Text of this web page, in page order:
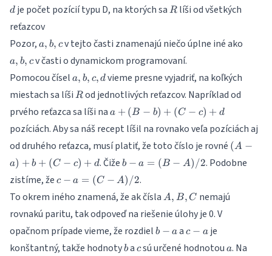
d
d je počet pozícií typu D, na ktorých sa R
R líši od všetkých
reťazcov
Pozor, a,b,c
a, b, cv tejto časti znamenajú niečo úplne iné ako
a, b, cv časti o dynamickom programovaní.
Pomocou čísel a,b,c,d
a, b, c, dvieme presne vyjadriť, na koľkých
miestach sa líši R
Rod jednotlivých reťazcov. Napríklad od
prvého reťazca sa líši na a
(B-
b)
+
c)
+
a + (B − b) + (C − c) + d
pozíciách. Aby sa náš recept líšil na rovnako veľa pozíciách aj
od druhého reťazca, musí platiť, že toto číslo je rovné (A-
a)
+ b
(A −
a) + b + (C − c) + d. Čiže b - a
=
(B-
A)/2
b − a = (B − A) /2. Podobne
zistíme, že c - a
=
(C-
A)/2
c − a = (C − A) /2.
To okrem iného znamená, že ak čísla A,B,C
A, B, C nemajú
rovnakú paritu, tak odpoveď na riešenie úlohy je 0. V
opačnom prípade vieme, že rozdiel b-
b − aac-
c − aje
konštantný, takže hodnotyb
ba c
csú určené hodnotou a
a. Na